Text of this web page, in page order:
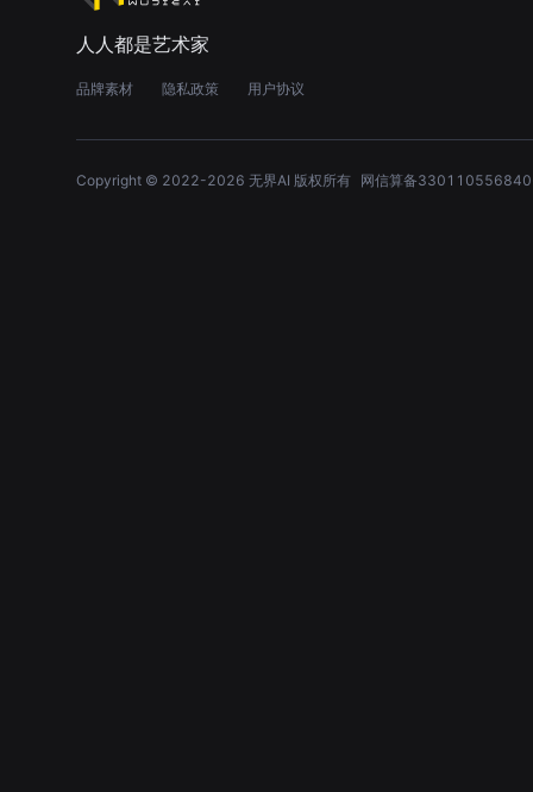
人人都是艺术家
品牌素材 隐私政策 用户协议
Copyright © 2022-2026 无界AI 版权所有 网信算备